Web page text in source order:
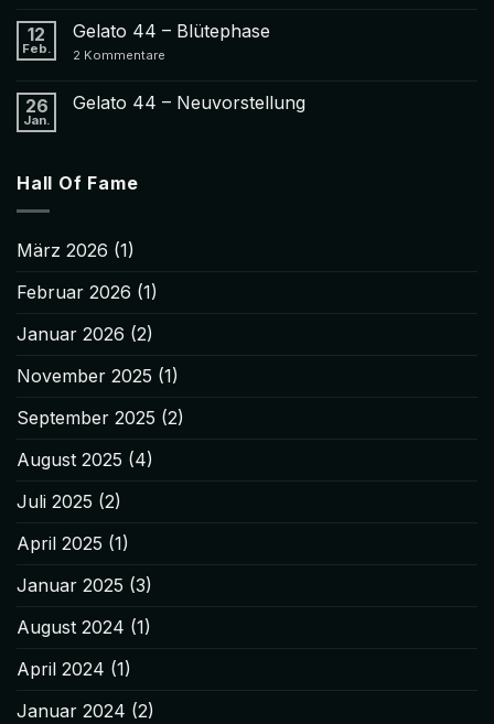
Ernte
12
Feb.
Gelato 44 – Blütephase
2 Kommentare
Blütephase
26
Jan.
Gelato 44 – Neuvorstellung
44
Hall Of Fame
März 2026 (1)
Februar 2026 (1)
Januar 2026 (2)
November 2025 (1)
September 2025 (2)
August 2025 (4)
Juli 2025 (2)
April 2025 (1)
Januar 2025 (3)
August 2024 (1)
April 2024 (1)
Januar 2024 (2)